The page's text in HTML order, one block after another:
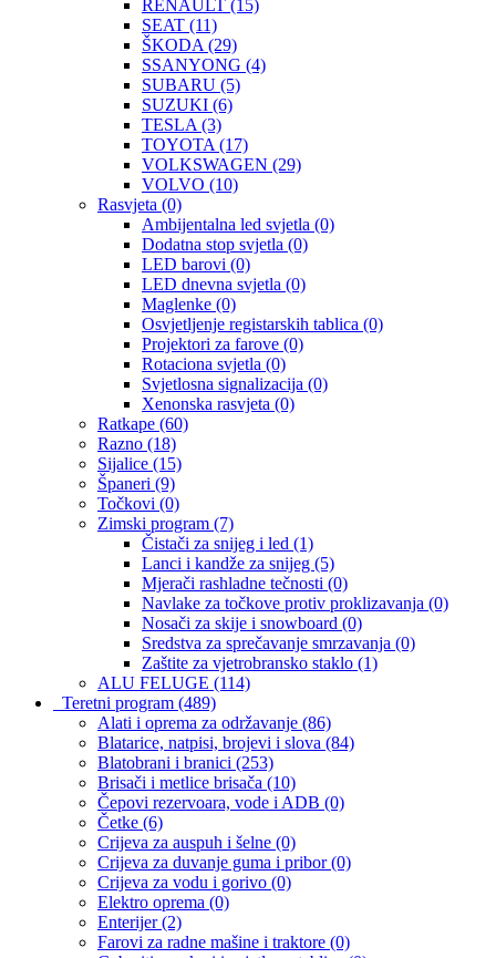
RENAULT (15)
SEAT (11)
ŠKODA (29)
SSANYONG (4)
SUBARU (5)
SUZUKI (6)
TESLA (3)
TOYOTA (17)
VOLKSWAGEN (29)
VOLVO (10)
Rasvjeta (0)
Ambijentalna led svjetla (0)
Dodatna stop svjetla (0)
LED barovi (0)
LED dnevna svjetla (0)
Maglenke (0)
Osvjetljenje registarskih tablica (0)
Projektori za farove (0)
Rotaciona svjetla (0)
Svjetlosna signalizacija (0)
Xenonska rasvjeta (0)
Ratkape (60)
Razno (18)
Sijalice (15)
Španeri (9)
Točkovi (0)
Zimski program (7)
Čistači za snijeg i led (1)
Lanci i kandže za snijeg (5)
Mjerači rashladne tečnosti (0)
Navlake za točkove protiv proklizavanja (0)
Nosači za skije i snowboard (0)
Sredstva za sprečavanje smrzavanja (0)
Zaštite za vjetrobransko staklo (1)
ALU FELUGE (114)
Teretni program (489)
Alati i oprema za održavanje (86)
Blatarice, natpisi, brojevi i slova (84)
Blatobrani i branici (253)
Brisači i metlice brisača (10)
Čepovi rezervoara, vode i ADB (0)
Četke (6)
Crijeva za auspuh i šelne (0)
Crijeva za duvanje guma i pribor(0)
Crijeva za vodu i gorivo (0)
Elektro oprema (0)
Enterijer(2)
Farovi za radne mašine i traktore (0)